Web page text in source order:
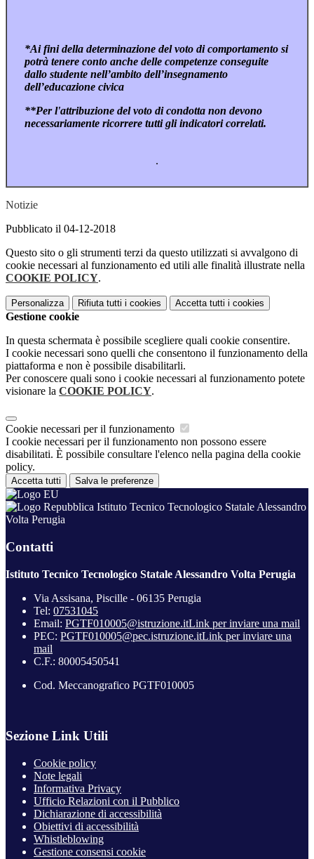
*Ai fini della determinazione del voto di comportamento si
potrà tenere conto anche delle competenze conseguite
dallo studente nell’ambito dell’insegnamento
dell’educazione civica
**Per l'attribuzione del voto di condotta non devono
necessariamente ricorrere tutti gli indicatori correlati.
.
Notizie
Pubblicato il 04-12-2018
Questo sito o gli strumenti terzi da questo utilizzati si avvalgono di
cookie necessari al funzionamento ed utili alle finalità illustrate nella
COOKIE POLICY.
Personalizza Rifiuta tutti i cookies Accetta tutti i cookies
Gestione cookie
In questa schermata è possibile scegliere quali cookie consentire.
I cookie necessari sono quelli che consentono il funzionamento della
piattaforma e non è possibile disabilitarli.
Per conoscere quali sono i cookie necessari al funzionamento potete
visionare la COOKIE POLICY.
Cookie necessari per il funzionamento
I cookie necessari per il funzionamento non possono essere
disabilitati. È possibile consultare l'elenco nella pagina della cookie
policy.
Accetta tutti Salva le preferenze
Istituto Tecnico Tecnologico Statale Alessandro
Volta Perugia
Contatti
Istituto Tecnico Tecnologico Statale Alessandro Volta Perugia
Via Assisana, Piscille - 06135 Perugia
Tel: 07531045
Email: PGTF010005@istruzione.itLink per inviare una mail
PEC: PGTF010005@pec.istruzione.itLink per inviare una
mail
C.F.: 80005450541
Cod. Meccanografico PGTF010005
Sezione Link Utili
Cookie policy
Note legali
Informativa Privacy
Ufficio Relazioni con il Pubblico
Dichiarazione di accessibilità
Obiettivi di accessibilità
Whistleblowing
Gestione consensi cookie